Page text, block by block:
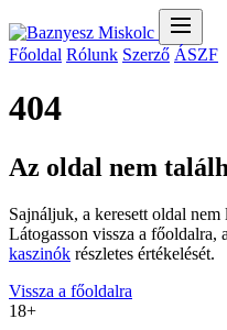
Főoldal Rólunk Szerző ÁSZF
404
Az oldal nem
Sajnáljuk, a keresett oldal
Látogasson vissza a főoldalra,
kaszinók részletes értékelését.
Vissza a főoldalra
18+